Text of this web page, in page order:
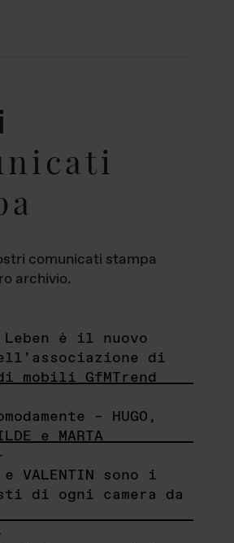
comunicati stampa
archivio.
Leben è il nuovo
di
mobili GfMTrend
– HUGO,
e MARTA
e VALENTIN sono i
di ogni camera da